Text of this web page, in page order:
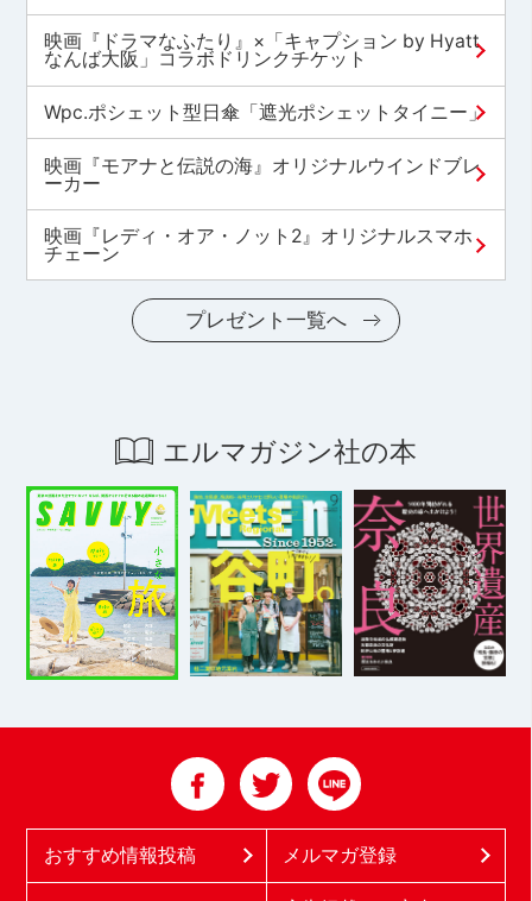
映画『ドラマなふたり』×「キャプション by Hyatt
なんば大阪」コラボドリンクチケット
Wpc.ポシェット型日傘「遮光ポシェットタイニー」
映画『モアナと伝説の海』オリジナルウインドブレ
ーカー
映画『レディ・オア・ノット2』オリジナルスマホ
チェーン
プレゼント一覧へ
エルマガジン社の本
おすすめ情報投稿 メルマガ登録